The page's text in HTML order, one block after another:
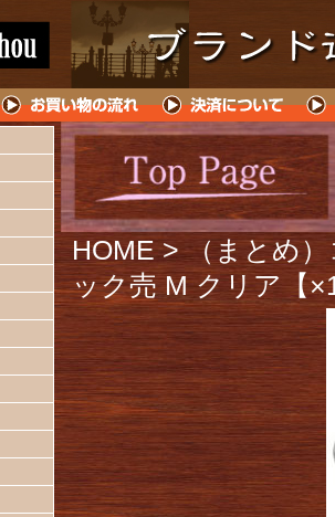
HOME > （まとめ
ック売 M クリア【